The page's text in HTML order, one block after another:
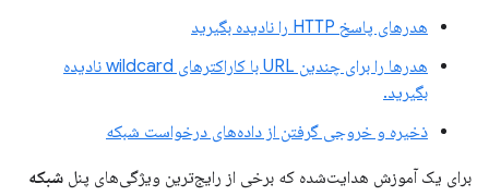
هدرهای پاسخ HTTP را نادیده بگیرید
هدرها را برای چندین URL با کاراکترهای wildcard نادیده
بگیرید.
ذخیره و خروجی گرفتن از داده‌های درخواست شبکه
برای یک آموزش هدایت‌شده که برخی از رایج‌ترین ویژگی‌های پنل شبکه